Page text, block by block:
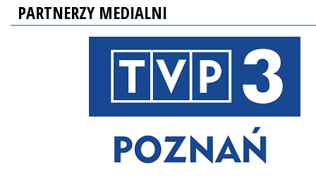
PARTNERZY MEDIALNI